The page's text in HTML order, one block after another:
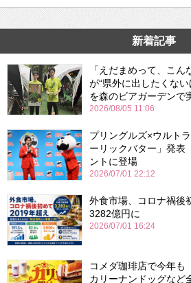
新着記事
「えだまめって、こ
が“県外に出したくな
を森のビアガーデンで
2026/08/05 11:06
プリングルズ×ウルト
ーリックバター」発
ントに登場
2026/07/01 22:12
外食市場、コロナ禍
3282億円に
2026/07/01 16:24
コメダ珈琲店で今年
カリーナンドッグなど